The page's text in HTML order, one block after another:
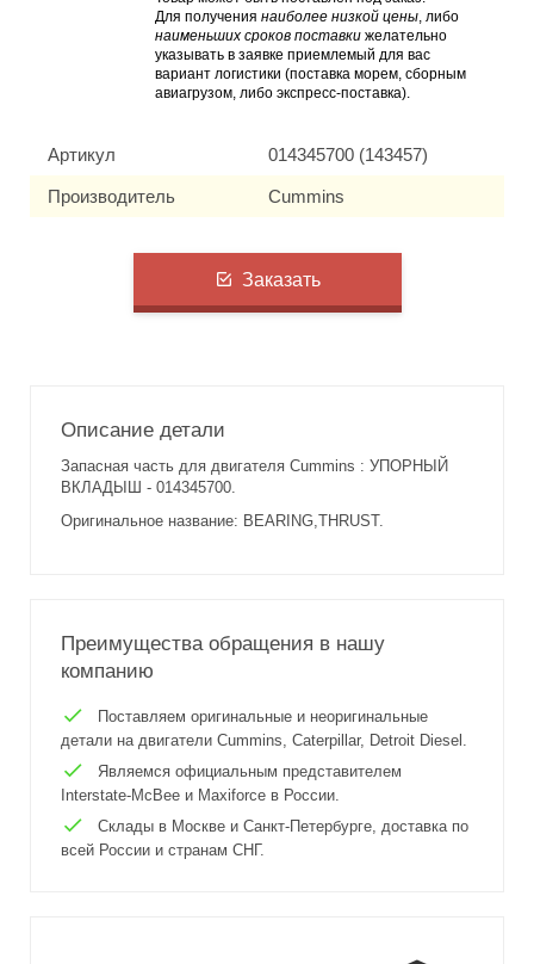
Для получения наиболее низкой цены, либо
наименьших сроков поставки желательно
указывать в заявке приемлемый для вас
вариант логистики (поставка морем, сборным
авиагрузом, либо экспресс-поставка).
Артикул 014345700 (143457)
Производитель Cummins
Заказать
Описание детали
Запасная часть для двигателя Cummins : УПОРНЫЙ
ВКЛАДЫШ - 014345700.
Оригинальное название: BEARING,THRUST.
Преимущества обращения в нашу
компанию
Поставляем оригинальные и неоригинальные
детали на двигатели Cummins, Caterpillar, Detroit Diesel.
Являемся официальным представителем
Interstate-McBee и Maxiforce в России.
Склады в Москве и Санкт-Петербурге, доставка по
всей России и странам СНГ.